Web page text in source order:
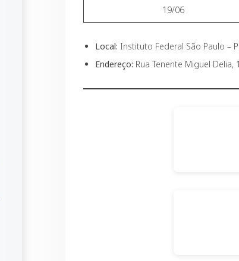
19/06
Local: Instituto Federal São Paulo –
Endereço: Rua Tenente Miguel Delia,